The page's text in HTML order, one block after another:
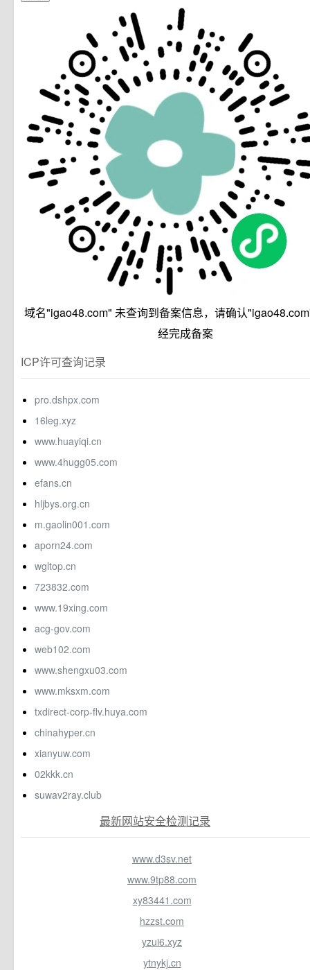
域名"igao48.com" 未查询到备案信息，请确认
经完成备案
ICP许可查询记录
pro.dshpx.com
16leg.xyz
www.huayiqi.cn
www.4hugg05.com
efans.cn
hljbys.org.cn
m.gaolin001.com
aporn24.com
wgltop.cn
723832.com
www.19xing.com
acg-gov.com
web102.com
www.shengxu03.com
www.mksxm.com
txdirect-corp-flv.huya.com
chinahyper.cn
xianyuw.com
02kkk.cn
suwav2ray.club
最新网站安全检测记录
www.d3sv.net
www.9tp88.com
xy83441.com
hzzst.com
yzui6.xyz
ytnykj.cn